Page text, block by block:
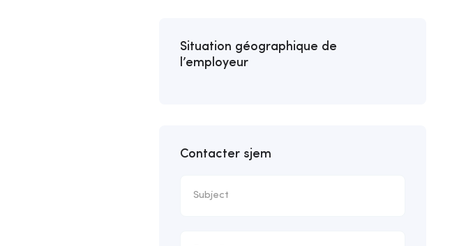
Situation géographique de
l’employeur
Contacter sjem